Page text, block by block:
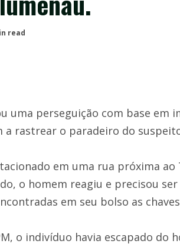
read
uma perseguição com base em
rastrear o paradeiro do
em uma rua próxima ao
o homem reagiu e precisou
em seu bolso as
o indivíduo havia escapado do